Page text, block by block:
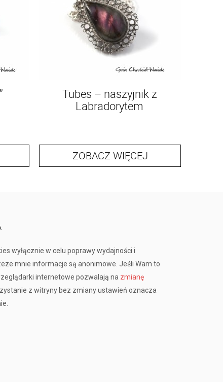
Tubes – naszyjnik z
Labradorytem
ZOBACZ WIĘCEJ
wyłącznie w celu poprawy wydajności i
mnie informacje są anonimowe. Jeśli Wam to
internetowe pozwalają na zmianę
z witryny bez zmiany ustawień oznacza